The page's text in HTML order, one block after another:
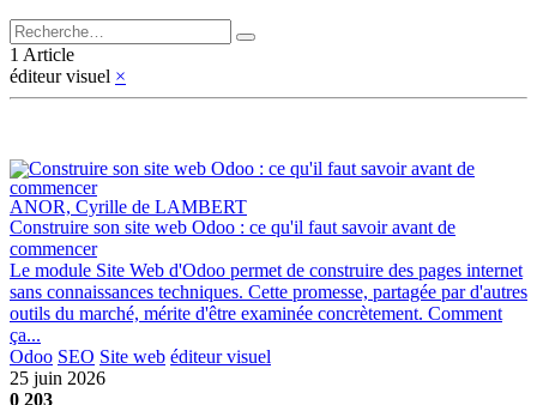
1 Article
éditeur visuel ×
ANOR, Cyrille de LAMBERT
Construire son site web Odoo : ce qu'il faut savoir avant de
commencer
Le module Site Web d'Odoo permet de construire des pages internet
sans connaissances techniques. Cette promesse, partagée par d'autres
outils du marché, mérite d'être examinée concrètement. Comment
ça...
Odoo SEO Site web éditeur visuel
25 juin 2026
0 203